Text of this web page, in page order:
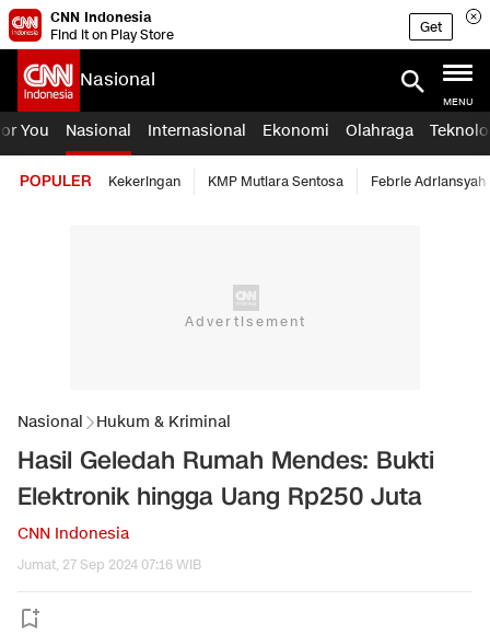
CNN Indonesia
Find it on Play Store
Get
Nasional
MENU
You Nasional Internasional Ekonomi Olahraga
POPULER Kekeringan KMP Mutiara Sentosa Febrie Adriansyah
Nasional Hukum & Kriminal
Hasil Geledah Rumah Mendes: Bukti
Elektronik hingga Uang Rp250 Juta
CNN Indonesia
Jumat, 27 Sep 2024 07:16 WIB